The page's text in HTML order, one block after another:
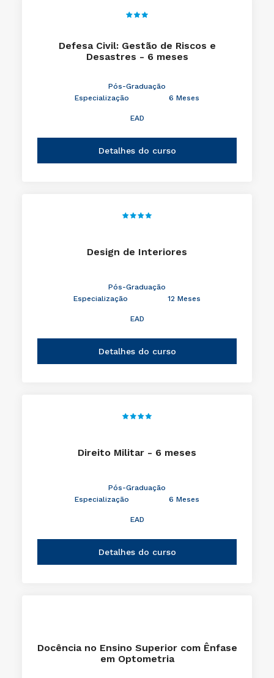
Defesa Civil: Gestão de Riscos e
Desastres - 6 meses
Pós-Graduação
Especialização
6 Meses
EAD
Detalhes do curso
Design de Interiores
Pós-Graduação
Especialização
12 Meses
EAD
Detalhes do curso
Direito Militar - 6 meses
Pós-Graduação
Especialização
6 Meses
EAD
Detalhes do curso
Docência no Ensino Superior com Ênfase
em Optometria